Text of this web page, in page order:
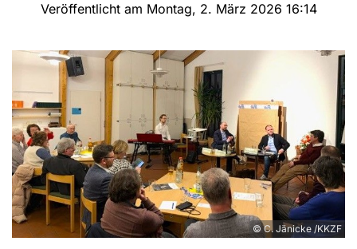
Veröffentlicht am Montag, 2. März 2026 16:14
© C. Jänicke /KKZF